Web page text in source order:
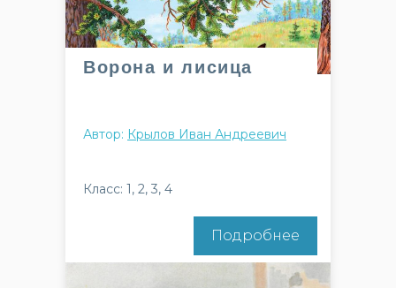
Ворона и лисица
Автор: Крылов Иван Андреевич
Класс: 1, 2, 3, 4
Подробнее